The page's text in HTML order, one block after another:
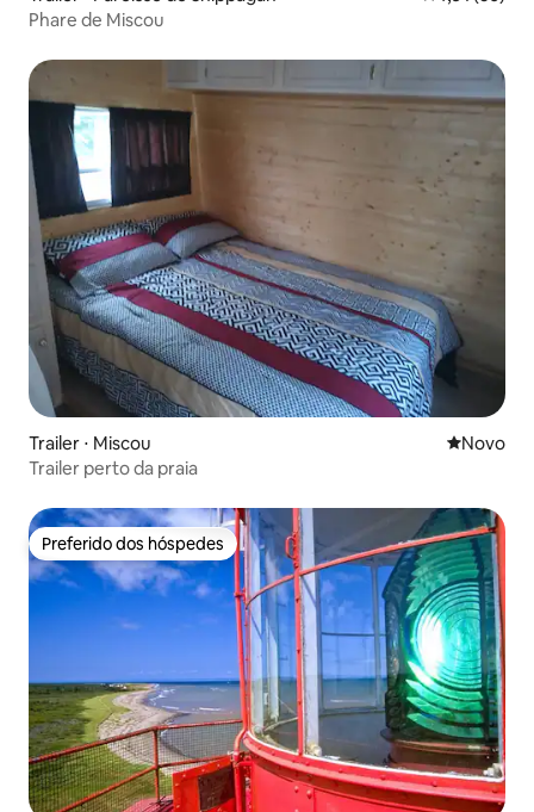
Phare de Miscou
Trailer ⋅ Miscou Novo
Novo
Trailer perto da praia
Preferido dos hóspedes
Preferido dos hóspedes